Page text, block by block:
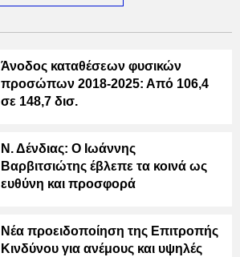
Άνοδος καταθέσεων φυσικών
προσώπων 2018-2025: Από 106,4
σε 148,7 δισ.
Ν. Δένδιας: Ο Ιωάννης
Βαρβιτσιώτης έβλεπε τα κοινά ως
ευθύνη και προσφορά
Νέα προειδοποίηση της Επιτροπής
Κινδύνου για ανέμους και υψηλές